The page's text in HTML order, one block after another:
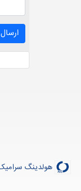
هولدینگ